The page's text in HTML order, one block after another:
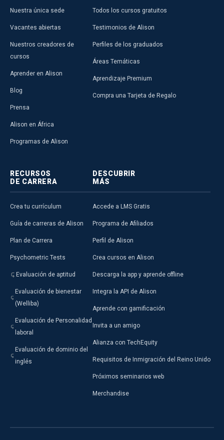
Nuestra única sede
Vacantes abiertas
Nuestros creadores de
cursos
Aprender en Alison
Blog
Prensa
Alison en África
Programas de Alison
Todos los cursos gratuitos
Testimonios de Alison
Perfiles de los graduados
Áreas Temáticas
Aprendizaje Premium
Compra una Tarjeta de Regalo
RECURSOS
DE CARRERA
Crea tu currículum
Guía de carreras de Alison
Plan de Carrera
Psychometric Tests
Evaluación de aptitud
Evaluación de bienestar
(Welliba)
Evaluación de Personalidad
laboral
Evaluación de dominio del
inglés
DESCUBRIR
MÁS
Accede a LMS Gratis
Programa de Afiliados
Perfil de Alison
Crea cursos en Alison
Descarga la app y aprende offline
Integra la API de Alison
Aprende con gamificación
Invita a un amigo
Alianza con TechEquity
Requisitos de Inmigración del Reino Unido
Próximos seminarios web
Merchandise